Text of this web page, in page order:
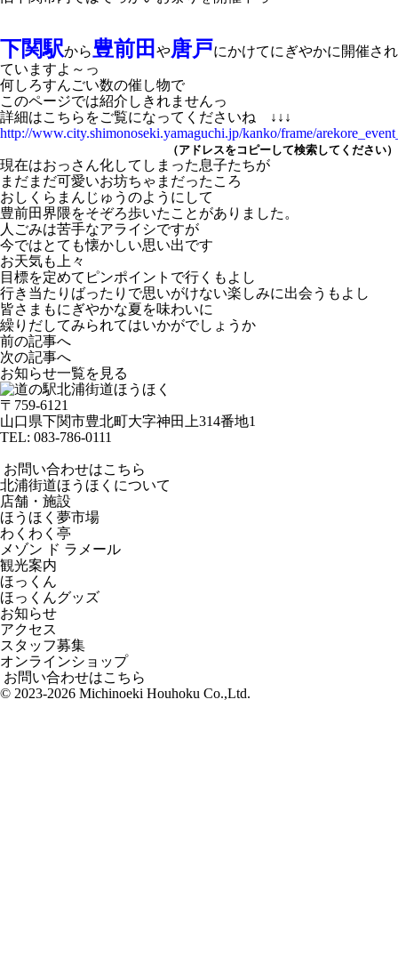
下関駅から 豊前田 や唐戸にかけてにぎやかに開催され
ていますよ～っ
何しろすんごい数の催し物で
このページでは紹介しきれませんっ
詳細はこちらをご覧になってくださいね ↓↓↓
http://www.city.shimonoseki.yamaguchi.jp/kanko/frame/
（アドレスをコピーして検索してください）
現在はおっさん化してしまった息子たちが
まだまだ可愛いお坊ちゃまだったころ
おしくらまんじゅうのようにして
豊前田界隈をそぞろ歩いたことがありました。
人ごみは苦手なアライシですが
今ではとても懐かしい思い出です
お天気も上々
目標を定めてピンポイントで行くもよし
行き当たりばったりで思いがけない楽しみに出会うもよし
皆さまもにぎやかな夏を味わいに
繰りだしてみられてはいかがでしょうか
前の記事へ
次の記事へ
お知らせ一覧を見る
〒759-6121
山口県下関市豊北町大字神田上314番地1
TEL: 083-786-0111
お問い合わせはこちら
北浦街道ほうほくについて
店舗・施設
ほうほく夢市場
わくわく亭
メゾン ド ラメール
観光案内
ほっくん
ほっくんグッズ
お知らせ
アクセス
スタッフ募集
オンラインショップ
お問い合わせはこちら
© 2023-2026 Michinoeki Houhoku Co.,Ltd.